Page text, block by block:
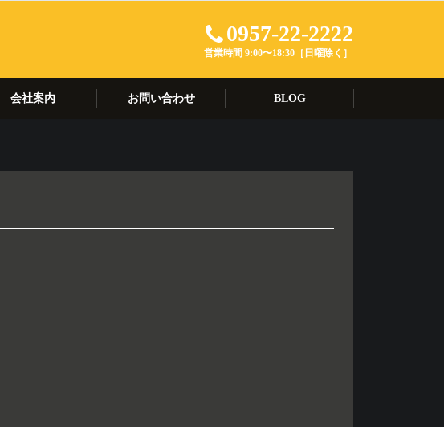
0957-22-2222
営業時間 9:00〜18:30［日曜除く］
会社案内 お問い合わせ BLOG